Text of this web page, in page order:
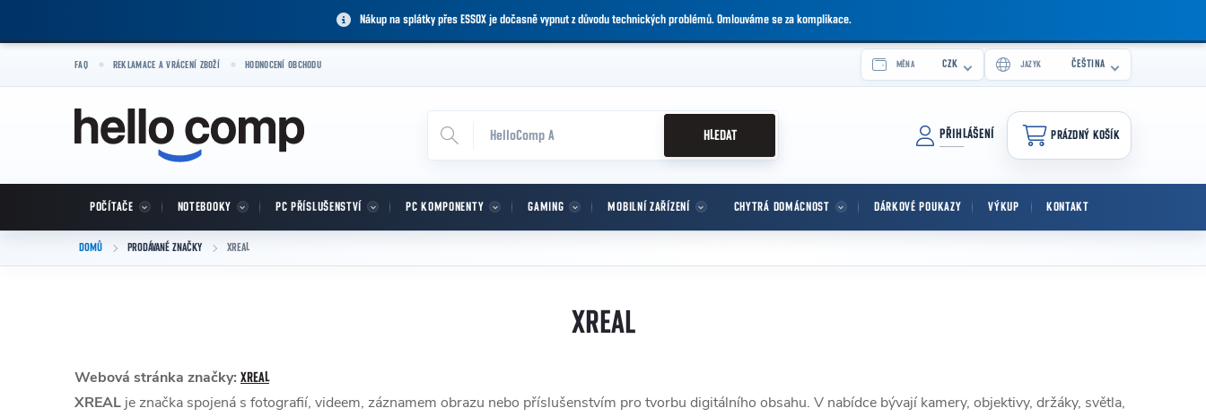
Nákup na splátky přes ESSOX je dočasně vypnut z důvodu technických problémů. Omlouváme se za komplikace.
FAQ REKLAMACE A VRÁCENÍ ZBOŽÍ HODNOCENÍ OBCHODU MĚNA CZK JAZYK ČEŠTINA
HLEDAT PŘIHLÁŠENÍ
NÁKUPNÍ KOŠÍK
PRÁZDNÝ KOŠÍK
POČÍTAČE NOTEBOOKY PC PŘÍSLUŠENSTVÍ PC KOMPONENTY GAMING MOBILNÍ ZAŘÍZENÍ CHYTRÁ DOMÁCNOST DÁRKOVÉ POUKAZY VÝKUP KONTAKT
DOMŮ PRODÁVANÉ ZNAČKY XREAL
XREAL
Webová stránka značky: XREAL
XREAL je značka spojená s fotografií, videem, záznamem obrazu nebo příslušenstvím pro tvorbu digitálního obsahu. V nabídce bývají kamery, objektivy, držáky, světla,